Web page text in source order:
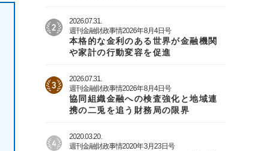
2026.07.31.
週刊金融財政事情2026年8月4日号
本格的な金利のある世界が金融機関
や家計の行動変容を促進
2026.07.31.
週刊金融財政事情2026年8月4日号
協同組織金融への検査強化と地域連
携の二兎を追う財務局の限界
2020.03.20.
週刊金融財政事情2020年3月23日号